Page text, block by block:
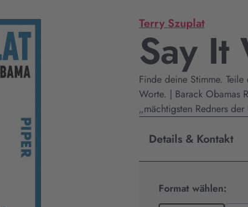
Terry Szuplat
Say It
Finde deine Stimme.
Worte. | Barack Obamas
„mächtigsten Redners der
Details & Kontakt
Format wählen: